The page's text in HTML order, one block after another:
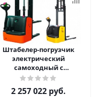
Штабелер-погрузчик
электрический
самоходный с
платформой TOR 2,0 т 4,5
2 257 022 руб.